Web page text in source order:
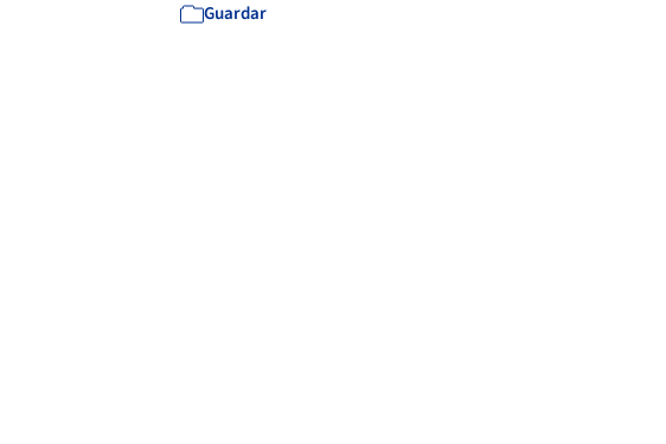
Guardar